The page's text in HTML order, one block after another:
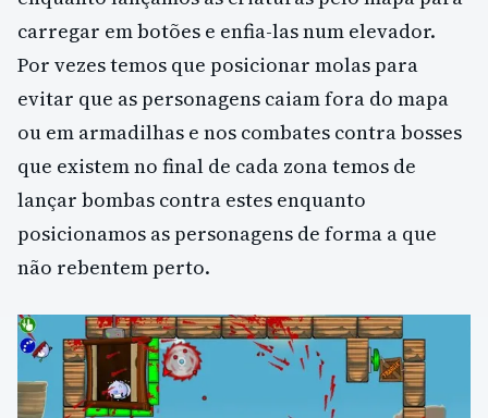
carregar em botões e enfia-las num elevador.
Por vezes temos que posicionar molas para
evitar que as personagens caiam fora do mapa
ou em armadilhas e nos combates contra bosses
que existem no final de cada zona temos de
lançar bombas contra estes enquanto
posicionamos as personagens de forma a que
não rebentem perto.